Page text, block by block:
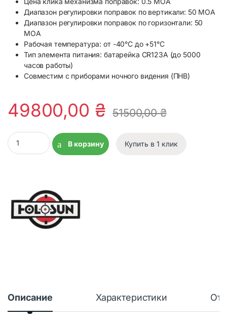
Диапазон регулировки поправок по вертикали: 50 MOA
Диапазон регулировки поправок по горизонтали: 50
MOA
Рабочая температура: от -40°C до +51°C
Тип элемента питания: батарейка CR123A (до 5000
часов работы)
Совместим с приборами ночного видения (ПНВ)
49800,00 ₴ 51500,00₴
Тактический блок HOLOSUN LE221R (LE221R) Красный и ИК
В корзину
Купить в 1 клик
Описание Характеристики